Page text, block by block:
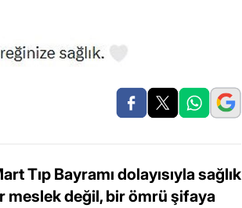
Tıp Bayramı dolayısıyla sağlık
meslek değil, bir ömrü şifaya